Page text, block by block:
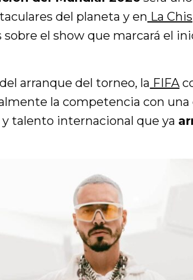
del planeta y en La
sobre el show que marcará el
arranque del torneo, la FIFA
la competencia con
talento internacional que ya